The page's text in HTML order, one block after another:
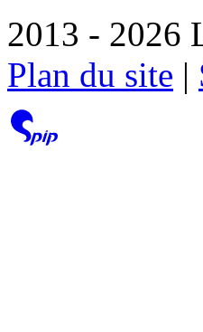
2013 - 2026
Plan du site |